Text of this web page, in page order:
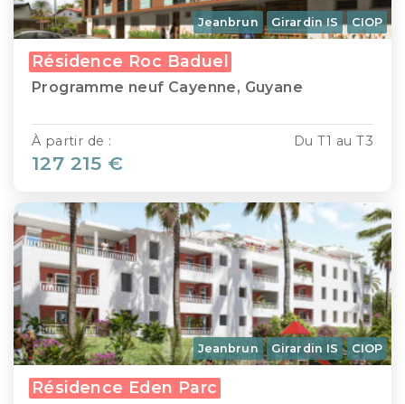
Jeanbrun Girardin IS CIOP
Résidence Roc Baduel
Programme neuf Cayenne, Guyane
Du T1 au T3
À partir de :
127 215 €
Jeanbrun Girardin IS CIOP
Résidence Eden Parc